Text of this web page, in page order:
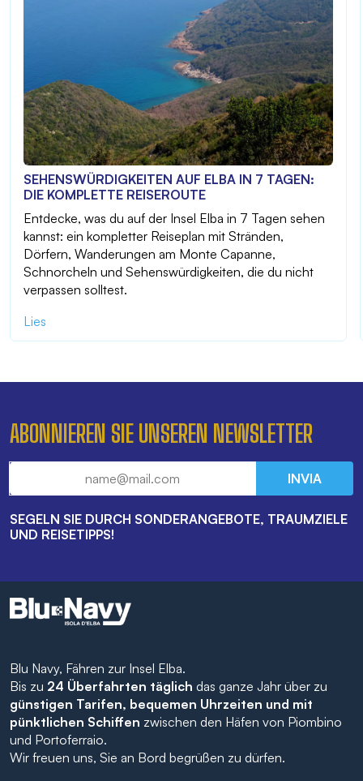
SEHENSWÜRDIGKEITEN AUF ELBA IN 7 TAGEN:
DIE KOMPLETTE REISEROUTE
Entdecke, was du auf der Insel Elba in 7 Tagen sehen
kannst: ein kompletter Reiseplan mit Stränden,
Dörfern, Wanderungen am Monte Capanne,
Schnorcheln und Sehenswürdigkeiten, die du nicht
verpassen solltest.
Lies
ABONNIEREN SIE UNSEREN NEWSLETTER
INVIA
SEGELN SIE DURCH SONDERANGEBOTE, TRAUMZIELE
UND REISETIPPS!
Blu Navy, Fähren zur Insel Elba.
Bis zu 24 Überfahrten täglich das ganze Jahr über zu
günstigen Tarifen, bequemen Uhrzeiten und mit
pünktlichen Schiffen zwischen den Häfen von Piombino
und Portoferraio.
Wir freuen uns, Sie an Bord begrüßen zu dürfen.